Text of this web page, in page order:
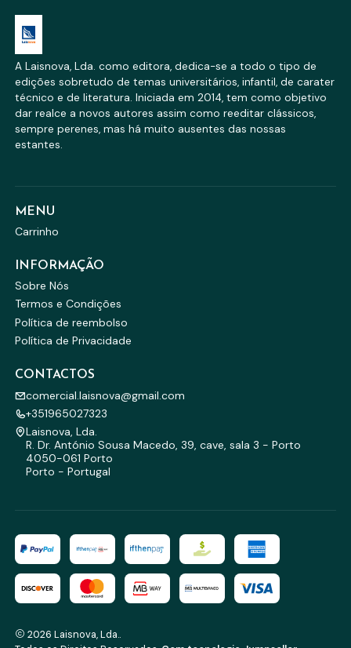
A Laisnova, Lda. como editora, dedica-se a todo o tipo de
edições sobretudo de temas universitários, infantil, de carater
técnico e de literatura. Iniciada em 2014, tem como objetivo
dar realce a novos autores assim como reeditar clássicos,
sempre perenes, mas há muito ausentes das nossas
estantes.
MENU
Carrinho
INFORMAÇÃO
Sobre Nós
Termos e Condições
Política de reembolso
Política de Privacidade
CONTACTOS
comercial.laisnova@gmail.com
+351965027323
Laisnova, Lda.
R. Dr. António Sousa Macedo, 39, cave, sala 3 - Porto
4050-061 Porto
Porto - Portugal
2026 Laisnova, Lda..